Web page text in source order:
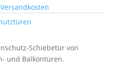
Versandkosten
Schiebetür von
und Balkontüren.